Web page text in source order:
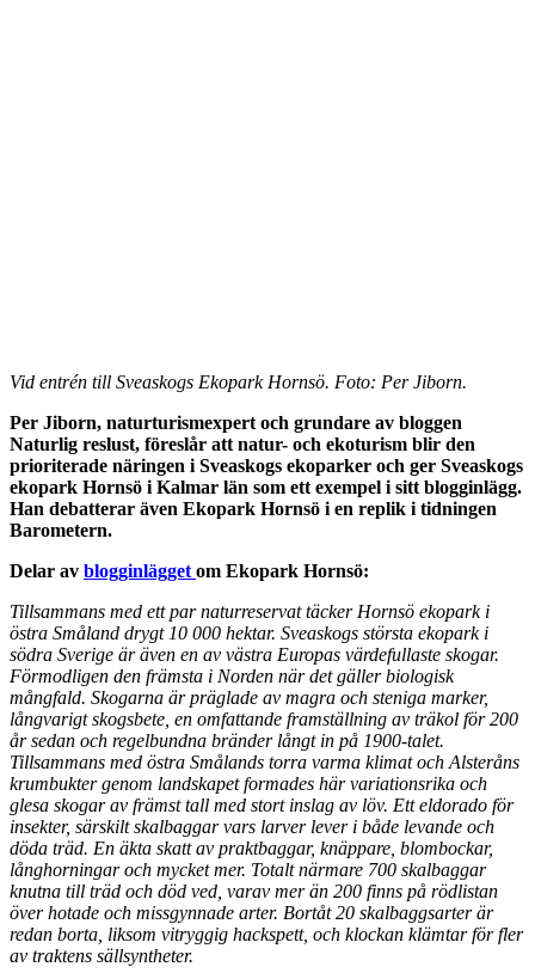
Vid entrén till Sveaskogs Ekopark Hornsö. Foto: Per Jiborn.
Per Jiborn, naturturismexpert och grundare av bloggen
Naturlig reslust, föreslår att natur- och ekoturism blir den
prioriterade näringen i Sveaskogs ekoparker och ger Sveaskogs
ekopark Hornsö i Kalmar län som ett exempel i sitt blogginlägg.
Han debatterar även Ekopark Hornsö i en replik i tidningen
Barometern.
Delar av blogginlägget om Ekopark Hornsö:
Tillsammans med ett par naturreservat täcker Hornsö ekopark i
östra Småland drygt 10 000 hektar. Sveaskogs största ekopark i
södra Sverige är även en av västra Europas värdefullaste skogar.
Förmodligen den främsta i Norden när det gäller biologisk
mångfald. Skogarna är präglade av magra och steniga marker,
långvarigt skogsbete, en omfattande framställning av träkol för 200
år sedan och regelbundna bränder långt in på 1900-talet.
Tillsammans med östra Smålands torra varma klimat och Alsteråns
krumbukter genom landskapet formades här variationsrika och
glesa skogar av främst tall med stort inslag av löv. Ett eldorado för
insekter, särskilt skalbaggar vars larver lever i både levande och
döda träd. En äkta skatt av praktbaggar, knäppare, blombockar,
långhorningar och mycket mer. Totalt närmare 700 skalbaggar
knutna till träd och död ved, varav mer än 200 finns på rödlistan
över hotade och missgynnade arter. Bortåt 20 skalbaggsarter är
redan borta, liksom vitryggig hackspett, och klockan klämtar för fler
av traktens sällsyntheter.